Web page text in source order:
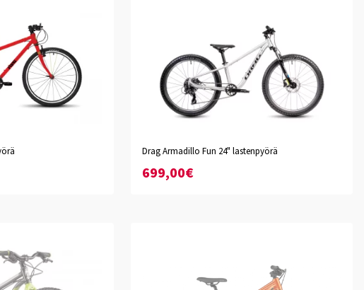
Drag Armadillo Fun 24" lastenpyörä
699,00€